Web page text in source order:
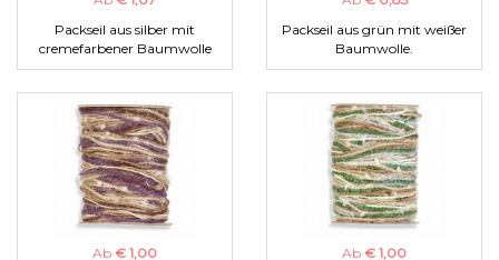
Packseil aus silber mit
cremefarbener Baumwolle
Packseil aus grün mit weißer
Baumwolle.
Ab € 1,00 Ab € 1,00